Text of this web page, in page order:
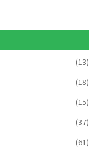
(13)
(18)
(15)
(37)
(61)